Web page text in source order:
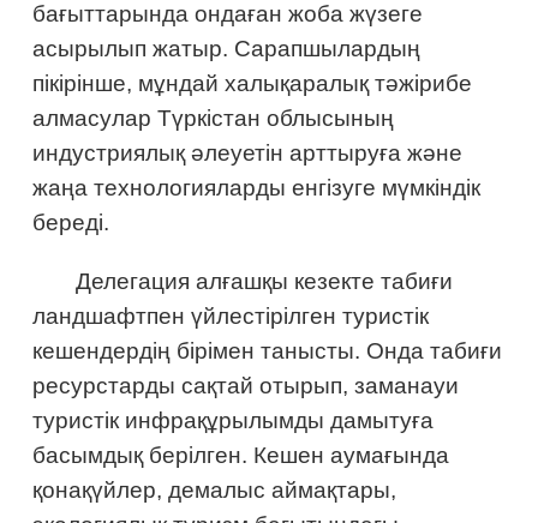
бағыттарында ондаған жоба жүзеге
асырылып жатыр. Сарапшылардың
пікірінше, мұндай халықаралық тәжірибе
алмасулар Түркістан облысының
индустриялық әлеуетін арттыруға және
жаңа технологияларды енгізуге мүмкіндік
береді.
Делегация алғашқы кезекте табиғи
ландшафтпен үйлестірілген туристік
кешендердің бірімен танысты. Онда табиғи
ресурстарды сақтай отырып, заманауи
туристік инфрақұрылымды дамытуға
басымдық берілген. Кешен аумағында
қонақүйлер, демалыс аймақтары,